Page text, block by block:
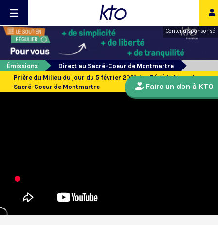
Contenu sponsorisé
Émissions
Direct au Sacré-Coeur de Montmartre
Prière du Milieu du jour du 5 février 2021 des Bénédictines du
Sacré-Coeur de Montmartre
Faire un don à KTO